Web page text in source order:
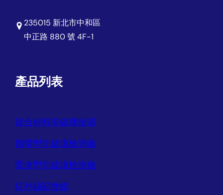
235015 新北市中和區
中正路 880 號 4F-1
產品列表
複合材料非破壞檢測
攜帶型非破壞檢測儀
緊湊型非破壞檢測儀
紅外線顯微鏡